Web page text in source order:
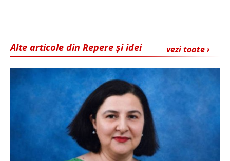
vezi toate ›
Alte articole din Repere și idei